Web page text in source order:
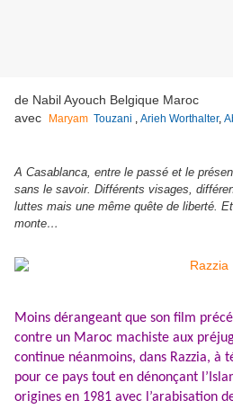
de Nabil Ayouch Belgique Maroc
avec
Maryam Touzani , Arieh Worthalter,
A Casablanca, entre le passé et le
sans le savoir. Différents visages,
luttes mais une même quête de liberté.
monte…
Moins dérangeant que son film
contre un Maroc machiste aux
continue néanmoins, dans Razzia, à
pour ce pays tout en dénonçant
origines en 1981 avec l’arabisation